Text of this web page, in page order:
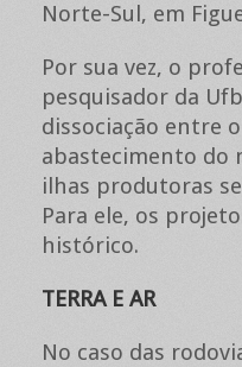
Norte-Sul, em
Por sua vez, o
pesquisador da
dissociação entre
abastecimento do
ilhas produtoras
Para ele, os
histórico.
TERRA E AR
No caso das